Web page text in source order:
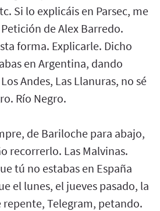
Si lo explicáis en Parsec, me
de Alex Barredo.
forma. Explicarle. Dicho
en Argentina, dando
Andes, Las Llanuras, no sé
Río Negro.
de Bariloche para abajo,
recorrerlo. Las Malvinas.
tú no estabas en España
el lunes, el jueves pasado, la
repente, Telegram, petando.